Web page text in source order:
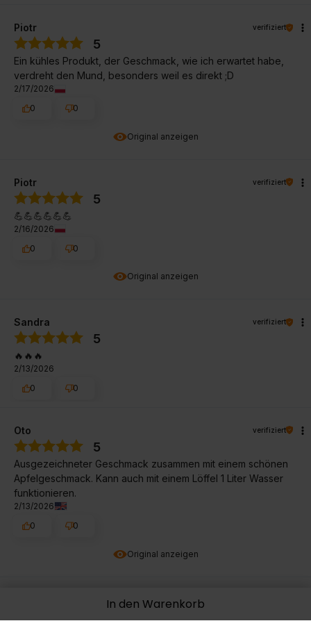
In den Warenkorb
Original anzeigen
Piotr verifiziert
5
Ein kühles Produkt, der Geschmack, wie ich erwartet habe,
verdreht den Mund, besonders weil es direkt ;D
2/17/2026
0
0
Original anzeigen
Piotr verifiziert
5
💪💪💪💪💪💪
2/16/2026
0
0
Sandra verifiziert
5
🔥🔥🔥
2/13/2026
0
0
Original anzeigen
Oto verifiziert
5
Ausgezeichneter Geschmack zusammen mit einem schönen
Apfelgeschmack. Kann auch mit einem Löffel 1 Liter Wasser
funktionieren.
2/13/2026
0
0